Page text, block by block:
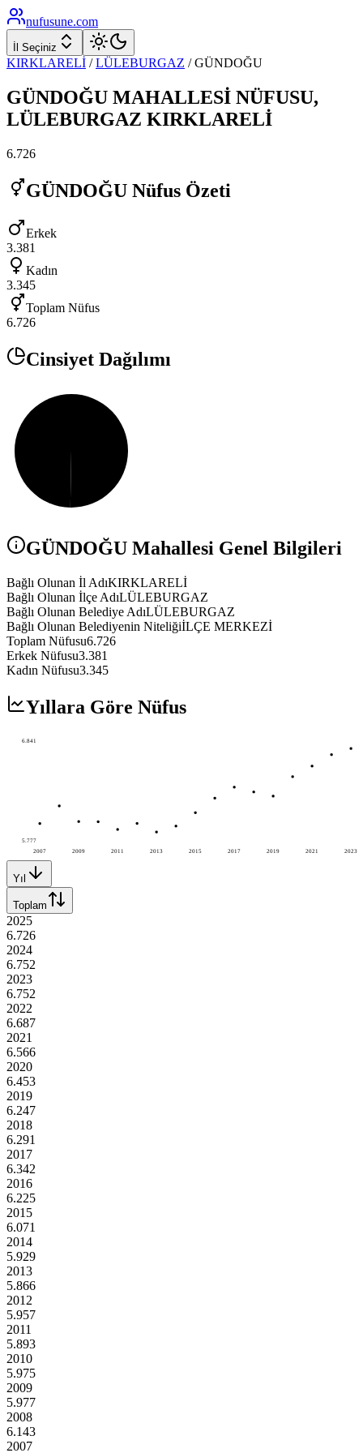
nufusune.com
İl Seçiniz
KIRKLARELİ / LÜLEBURGAZ /GÜNDOĞU
GÜNDOĞU MAHALLESİ NÜFUSU,
LÜLEBURGAZ KIRKLARELİ
6.726
GÜNDOĞU Nüfus Özeti
Erkek
3.381
Kadın
3.345
Toplam Nüfus
6.726
Cinsiyet Dağılımı
GÜNDOĞU Mahallesi Genel Bilgileri
Bağlı Olunan İl AdıKIRKLARELİ
Bağlı Olunan İlçe AdıLÜLEBURGAZ
Bağlı Olunan Belediye AdıLÜLEBURGAZ
Bağlı Olunan Belediyenin NiteliğiİLÇE MERKEZİ
Toplam Nüfusu6.726
Erkek Nüfusu3.381
Kadın Nüfusu3.345
Yıllara Göre Nüfus
2007 2009 2011 2013 2015 2017 2019 2021 2023
6.841
5.777
Yıl
Toplam
2025
6.726
2024
6.752
2023
6.752
2022
6.687
2021
6.566
2020
6.453
2019
6.247
2018
6.291
2017
6.342
2016
6.225
2015
6.071
2014
5.929
2013
5.866
2012
5.957
2011
5.893
2010
5.975
2009
5.977
2008
6.143
2007